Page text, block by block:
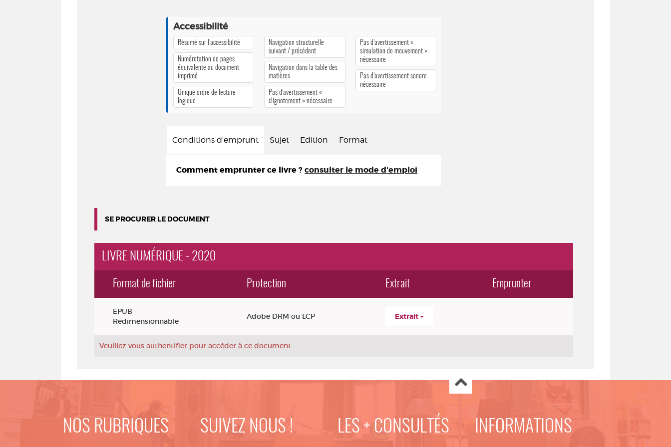
Accessibilité
Résumé sur l’accessibilité
Numérotation de pages
équivalente au document
imprimé
Unique ordre de lecture
logique
Navigation structurelle
suivant / précédent
Navigation dans la table des
matières
Pas d’avertissement «
clignotement » nécessaire
Pas d’avertissement «
simulation de mouvement »
nécessaire
Pas d’avertissement sonore
nécessaire
Conditions d'emprunt Sujet Edition Format
Comment emprunter ce livre ? consulter le mode d'emploi
SE PROCURER LE DOCUMENT
LIVRE NUMÉRIQUE - 2020
Format de fichier Protection Extrait Emprunter
EPUB
Redimensionnable
Adobe DRM ou LCP Extrait
Veuillez vous authentifier pour accéder à ce document.
NOS RUBRIQUES SUIVEZ NOUS ! LES + CONSULTÉS INFORMATIONS